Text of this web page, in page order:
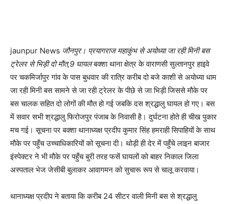
jaunpur News जौनपुर। प्रयागराज महाकुंभ से अयोध्या जा रही मिनी बस
ट्रेलर से भिड़ी दो मौत,9 घायलबक्शा थाना क्षेत्र के वाराणसी सुल्तानपुर हाइवे
पर चकमिर्जापुर गांव के पास बुधवार की रात्रि करीब दो बजे काशी से अयोध्या धाम
जा रही मिनी बस सामने से जा रही ट्रेलर के पीछे से जा भिड़ी जिससे मौके पर
बस चालक सहित दो लोगों की मौत हो गई जबकि दस श्रद्धालु घायल हो गए। बस
में सवार सभी श्रद्धालु फिरोजपुर पंजाब के निवासी है। दुर्घटना होते ही चीख पुकार
मच गई। सूचना पर बक्शा थानाध्यक्ष प्रदीप कुमार सिंह हमराही सिपाहियों के साथ
मौके पर पहुँच उच्चाधिकारियों को सूचना दी। थोड़ी ही देर में पहुँचे लाइन बाजार
इंस्पेक्टर ने भी मौके पर पहुँच बुरी तरह फसें घायलों को बाहर निकाल जिला
अस्पताल भेज जेसीबी बुलाकर आवागमन को सुचारू रूप से चालू करवाया।
थानाध्यक्ष प्रदीप ने बताया कि करीब 24 सीटर वाली मिनी बस से श्रद्धालु